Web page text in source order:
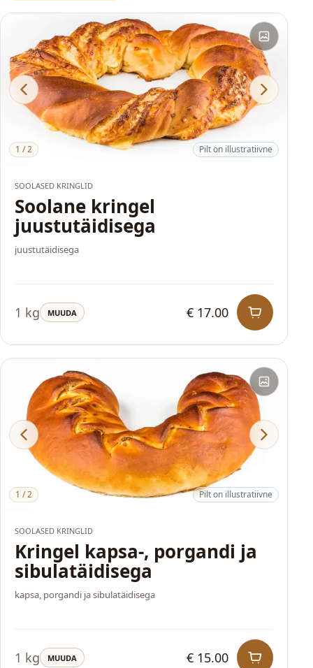
1 /2 Pilt on illustratiivne
SOOLASED KRINGLID
Soolane kringel
juustutäidisega
juustutäidisega
1 kg MUUDA € 17.00
1 /2 Pilt on illustratiivne
SOOLASED KRINGLID
Kringel kapsa-, porgandi ja
sibulatäidisega
kapsa, porgandi ja sibulatäidisega
1 kg MUUDA € 15.00